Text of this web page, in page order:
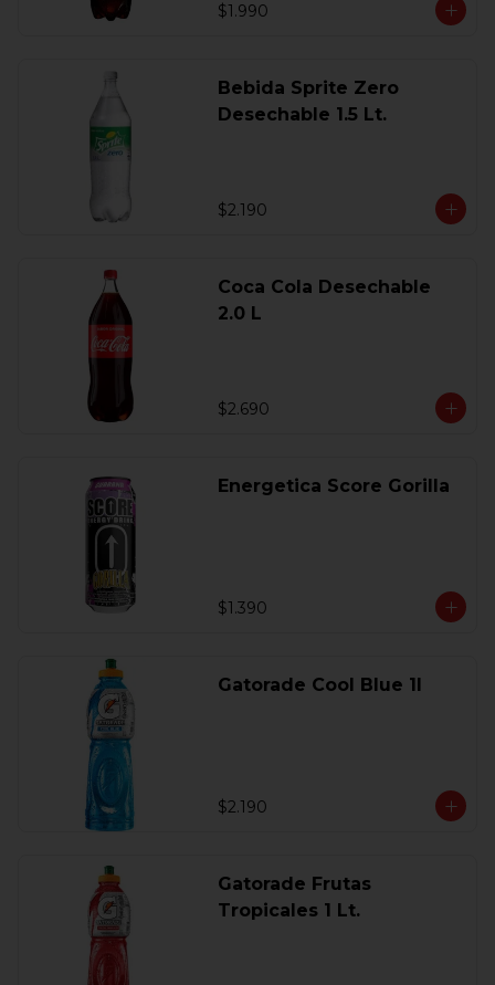
$1.990
Bebida Sprite Zero
Desechable 1.5 Lt.
$2.190
Coca Cola Desechable
2.0 L
$2.690
Energetica Score Gorilla
$1.390
Gatorade Cool Blue 1l
$2.190
Gatorade Frutas
Tropicales 1 Lt.